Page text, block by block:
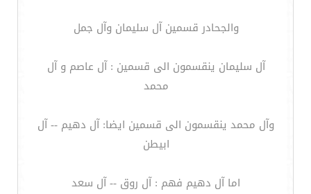
والجحادر قسمين آل سليمان وآل جمل
آل سليمان ينقسمون الى قسمين : آل عاصم و آل
محمد
وآل محمد ينقسمون الى قسمين ايضا: آل دهيم -- آل
ابيطن
اما آل دهيم فهم : آل روق -- آل سعد